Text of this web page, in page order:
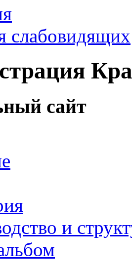
слабовидящих
сайт
и